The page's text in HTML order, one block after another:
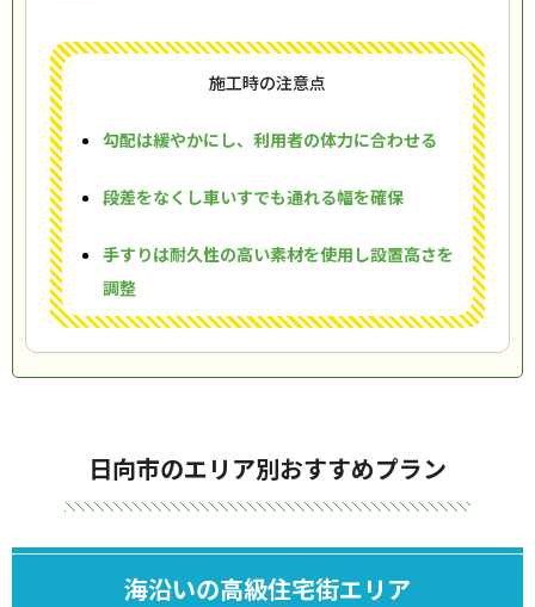
施工時の注意点
勾配は緩やかにし、利用者の体力に合わせる
段差をなくし車いすでも通れる幅を確保
手すりは耐久性の高い素材を使用し設置高さを
調整
日向市のエリア別おすすめプラン
海沿いの高級住宅街エリア